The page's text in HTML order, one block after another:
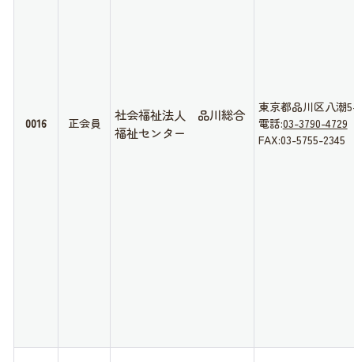
0016 正会員
社会福祉法人 品川総合
福祉センター
東京都品川区八潮
電話:03-3790-4729
FAX:03-5755-2345